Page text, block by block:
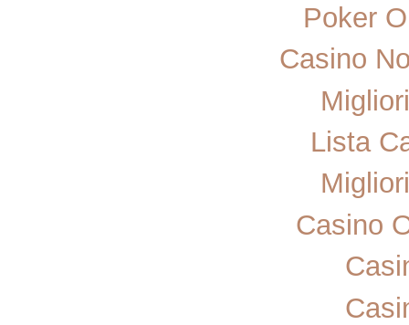
Poker
Casino
Lista
Casino